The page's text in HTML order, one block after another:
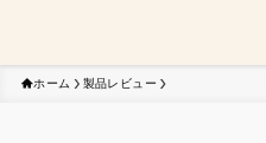
ホーム 製品レビュー